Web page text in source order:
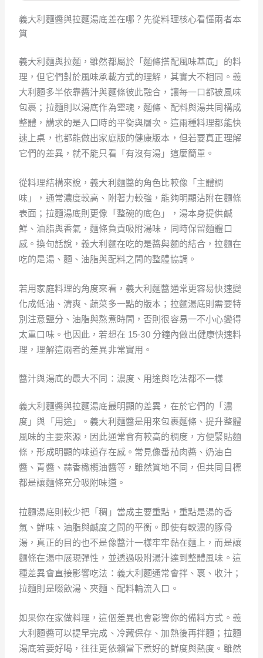
義大利麵醬與拉麵湯底差在哪？先從料理核心看懂兩者本
質
義大利麵與拉麵，雖然都屬於「麵條搭配風味基底」的料
理，但它們對於風味承載方式的理解，其實大不相同。義
大利麵多半依靠醬汁與麵條彼此融合，讓每一口都被風味
包裹；拉麵則以湯底作為靈魂，麵條、配料與湯共同構成
整體，講求的是入口時的平衡與層次。這兩種料理都能快
速上桌，也都能做出家庭版的健康版本，但若要真正理解
它們的差異，就不能只看「有沒有湯」這麼簡單。
從料理結構來說，義大利麵醬的角色比較像「主體調
味」，通常濃度較高、附著力較強，能夠明顯沾附在麵條
表面；拉麵湯底則更像「整碗的底色」，湯本身提供鹹
鮮、油脂與香氣，麵條負責吸附湯味，同時保留麵體口
感。換句話說，義大利麵在吃的是醬與麵的結合，拉麵在
吃的是湯、麵、油脂與配料之間的整體協調。
若用家庭料理的角度來看，義大利麵醬通常更容易快速變
化成低油、清爽、蔬菜多一點的版本；拉麵湯底則需要特
別注意鹽分、油脂與熬煮時間，否則很容易一不小心變得
太重口味。也因此，若想在 15-30 分鐘內做出健康快速料
理，理解這兩者的差異非常實用。
醬汁與湯底的最大不同：濃度、用途與吃法都不一樣
義大利麵醬與拉麵湯底最明顯的差異，在於它們的「濃
度」與「用途」。義大利麵醬是用來包裹麵條、提升整體
風味的主要來源，因此通常會有較高的稠度，方便緊貼麵
條，形成明顯的味道存在感。常見像番茄肉醬、奶油白
醬、青醬、蒜香橄欖油醬等，雖然質地不同，但共同目標
都是讓麵條充分吸附味道。
拉麵湯底則較少把「稠」當成主要重點，重點是湯的香
氣、鮮味、油脂與鹹度之間的平衡。即使有較濃的豚骨
湯，真正的目的也不是像醬汁一樣牢牢黏在麵上，而是讓
麵條在湯中展現彈性，並透過吸附湯汁達到整體風味。這
種差異會直接影響吃法：義大利麵通常會拌、裹、收汁；
拉麵則是啜飲湯、夾麵、配料輪流入口。
如果你在家做料理，這個差異也會影響你的備料方式。義
大利麵醬可以提早完成、冷藏保存、加熱後再拌麵；拉麵
湯底若要好喝，往往更依賴當下煮好的鮮度與熱度。雖然